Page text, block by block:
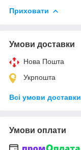
Приховати
Умови доставки
Нова Пошта
Укрпошта
Всі умови доставки
Умови оплати